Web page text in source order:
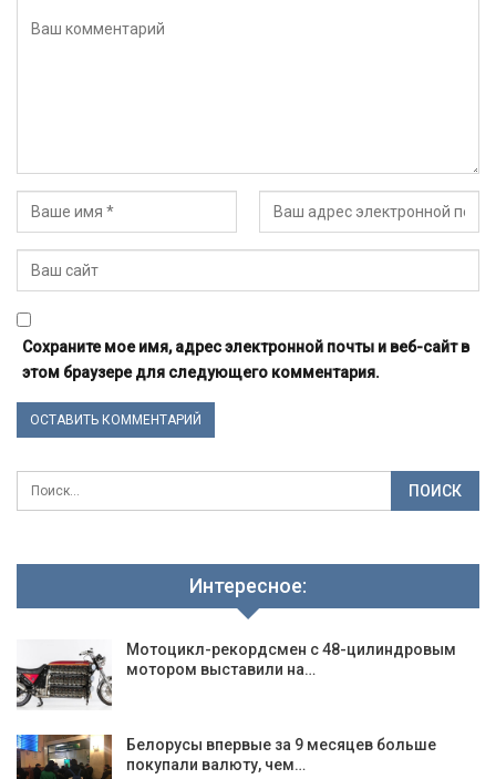
Сохраните мое имя, адрес электронной почты и веб-сайт в
этом браузере для следующего комментария.
Интересное:
Мотоцикл-рекордсмен с 48-цилиндровым
мотором выставили на…
Белорусы впервые за 9 месяцев больше
покупали валюту, чем…